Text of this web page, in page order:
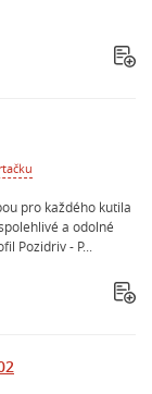
pro každého kutila
a odolné
Pozidriv - P...